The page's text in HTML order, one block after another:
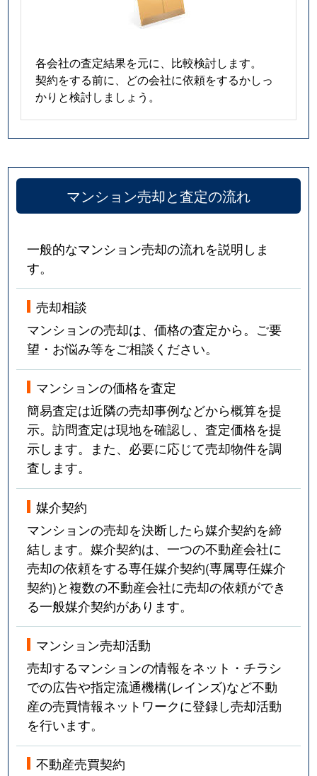
各会社の査定結果を元に、比較検討します。
契約をする前に、どの会社に依頼をするかしっ
かりと検討しましょう。
マンション売却と査定の流れ
一般的なマンション売却の流れを説明しま
す。
売却相談
マンションの売却は、価格の査定から。ご要
望・お悩み等をご相談ください。
マンションの価格を査定
簡易査定は近隣の売却事例などから概算を提
示。訪問査定は現地を確認し、査定価格を提
示します。また、必要に応じて売却物件を調
査します。
媒介契約
マンションの売却を決断したら媒介契約を締
結します。媒介契約は、一つの不動産会社に
売却の依頼をする専任媒介契約(専属専任媒介
契約)と複数の不動産会社に売却の依頼ができ
る一般媒介契約があります。
マンション売却活動
売却するマンションの情報をネット・チラシ
での広告や指定流通機構(レインズ)など不動
産の売買情報ネットワークに登録し売却活動
を行います。
不動産売買契約